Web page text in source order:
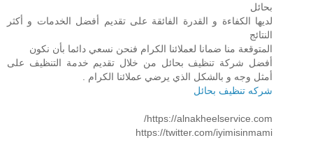
بحائل
لديها الكفاءة و القدرة الفائقة على تقديم أفضل الخدمات و أكثر
النتائج
المتوقعة منا ضمانا لعملائنا الكرام فنحن نسعي دائما بأن نكون
أفضل شركة تنظيف بحائل من خلال تقديم خدمة التنظيف على
أمثل وجه و بالشكل الذي يرضي عملائنا الكرام .
شركه تنظيف بحائل
https://alnakheelservice.com/
https://twitter.com/iyimisinmami